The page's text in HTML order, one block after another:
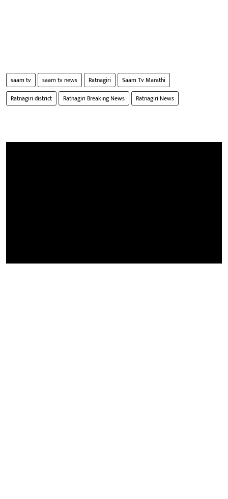
saam tv saam tv news Ratnagiri
Saam Tv Marathi
Ratnagiri district
Ratnagiri Breaking News Ratnagiri News